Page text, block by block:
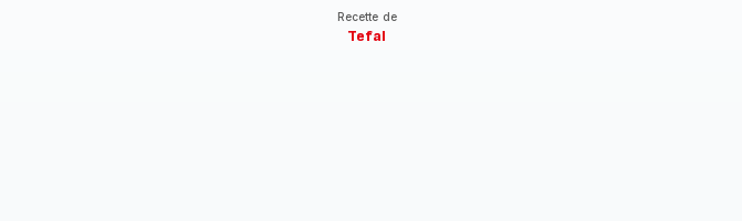
Recette de
Tefal